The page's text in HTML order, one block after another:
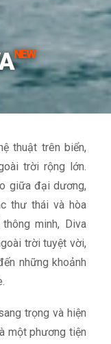
NEW
thuật trên biển,
trời rộng lớn.
giữa đại dương,
thư thái và hòa
minh, Diva
trời tuyệt vời,
những khoảnh
trọng và hiện
một phương tiện